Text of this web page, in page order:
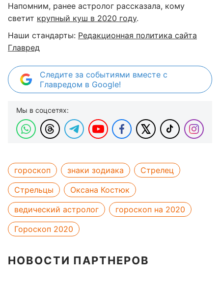
Напомним, ранее астролог рассказала, кому
светит крупный куш в 2020 году.
Наши стандарты: Редакционная политика сайта
Главред
Следите за событиями вместе с
Главредом в Google!
Мы в соцсетях:
гороскоп знаки зодиака
Стрелец
Стрельцы
Оксана Костюк
ведический астролог
гороскоп на 2020
Гороскоп 2020
НОВОСТИ ПАРТНЕРОВ